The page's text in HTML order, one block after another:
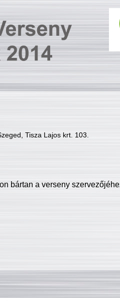
Tisza Lajos krt. 103.
bártan a verseny